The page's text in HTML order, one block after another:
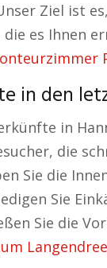
Ziel ist
es Ihnen
in den
in
die
Sie die
Sie
Sie die